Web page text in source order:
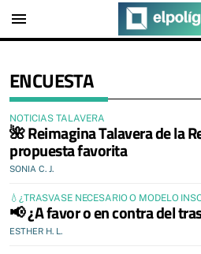
menu
ENCUESTA
NOTICIAS TALAVERA
🌺 Reimagina Talavera de la
propuesta favorita
SONIA C. J.
💧¿TRASVASE NECESARIO O MODELO
📢 ¿A favor o en contra del
ESTHER H. L.